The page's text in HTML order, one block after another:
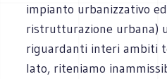
impianto urbanizzativo
ristrutturazione urbana)
riguardanti interi ambiti
lato, riteniamo